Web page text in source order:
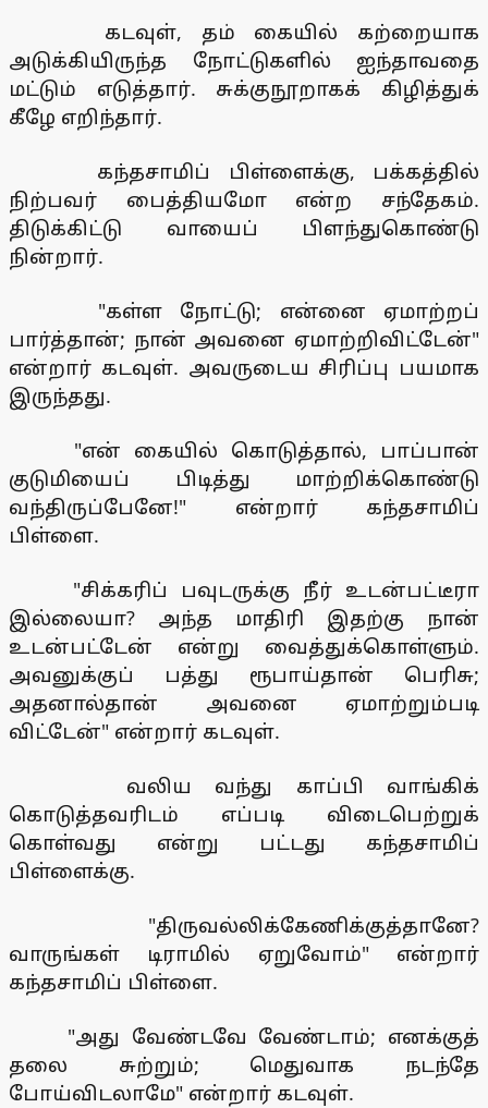
கடவுள், தம் கையில் கற்றையாக
அடுக்கியிருந்த நோட்டுகளில் ஐந்தாவதை
மட்டும் எடுத்தார். சுக்குநூறாகக் கிழித்துக்
கீழே எறிந்தார்.
கந்தசாமிப் பிள்ளைக்கு, பக்கத்தில்
நிற்பவர் பைத்தியமோ என்ற சந்தேகம்.
திடுக்கிட்டு வாயைப் பிளந்துகொண்டு
நின்றார்.
"கள்ள நோட்டு; என்னை ஏமாற்றப்
பார்த்தான்; நான் அவனை ஏமாற்றிவிட்டேன்"
என்றார் கடவுள். அவருடைய சிரிப்பு பயமாக
இருந்தது.
"என் கையில் கொடுத்தால், பாப்பான்
குடுமியைப் பிடித்து மாற்றிக்கொண்டு
வந்திருப்பேனே!" என்றார் கந்தசாமிப்
பிள்ளை.
"சிக்கரிப் பவுடருக்கு நீர் உடன்பட்டீரா
இல்லையா? அந்த மாதிரி இதற்கு நான்
உடன்பட்டேன் என்று வைத்துக்கொள்ளும்.
அவனுக்குப் பத்து ரூபாய்தான் பெரிசு;
அதனால்தான் அவனை ஏமாற்றும்படி
விட்டேன்" என்றார் கடவுள்.
வலிய வந்து காப்பி வாங்கிக்
கொடுத்தவரிடம் எப்படி விடைபெற்றுக்
கொள்வது என்று பட்டது கந்தசாமிப்
பிள்ளைக்கு.
"திருவல்லிக்கேணிக்குத்தானே?
வாருங்கள் டிராமில் ஏறுவோம்" என்றார்
கந்தசாமிப் பிள்ளை.
"அது வேண்டவே வேண்டாம்; எனக்குத்
தலை சுற்றும்; மெதுவாக நடந்தே
போய்விடலாமே" என்றார் கடவுள்.